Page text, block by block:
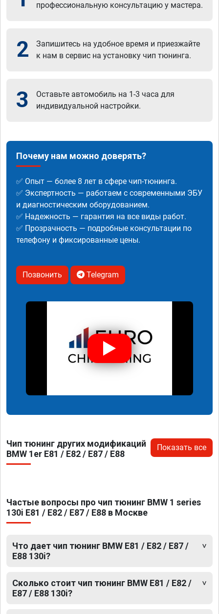
профессиональную консультацию у мастера.
2
Запишитесь на удобное время и приезжайте
к нам в сервис на установку чип тюнинга.
3
Оставьте автомобиль на 1-3 часа для
индивидуальной настройки.
Почему нам можно доверять?
✅ Опыт — более 8 лет в сфере чип-тюнинга.
✅ Экспертность — работаем с современными ЭБУ
и диагностическим оборудованием.
✅ Надежность — гарантия на все виды работ.
✅ Прозрачность — подробные консультации по
телефону и фиксированные цены.
Позвонить Telegram
Чип тюнинг других модификаций
BMW 1er E81 / E82 / E87 / E88
Показать все
Частые вопросы про чип тюнинг BMW 1 series
130i E81 / E82 / E87 / E88 в Москве
Что дает чип тюнинг BMW E81 / E82 / E87 /
E88 130i?
Сколько стоит чип тюнинг BMW E81 / E82 /
E87 / E88 130i?